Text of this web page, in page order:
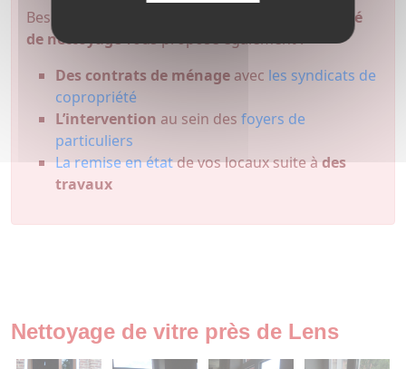
Besoin d’un autre type de service ?
Notre société
de nettoyagevous propose également :
Des contrats de ménage avec les syndicats de
copropriété
L’intervention au sein des foyers de
particuliers
La remise en étatde vos locaux suite àdes
travaux
Nettoyage de vitre près de Lens